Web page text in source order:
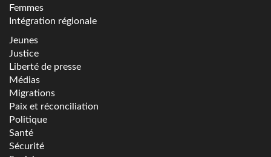
Femmes
Intégration régionale
Jeunes
Justice
Liberté de presse
Médias
Migrations
Paix et réconciliation
Politique
Santé
Sécurité